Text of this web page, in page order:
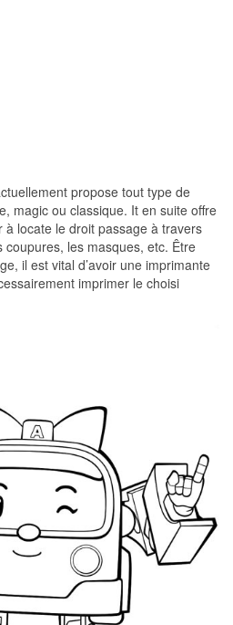
propose tout type de
magic ou classique. It en suite offre
locate le droit passage à travers
coupures, les masques, etc. Être
il est vital d’avoir une imprimante
imprimer le choisi